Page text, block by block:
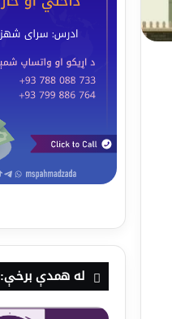
له همدې برخې: